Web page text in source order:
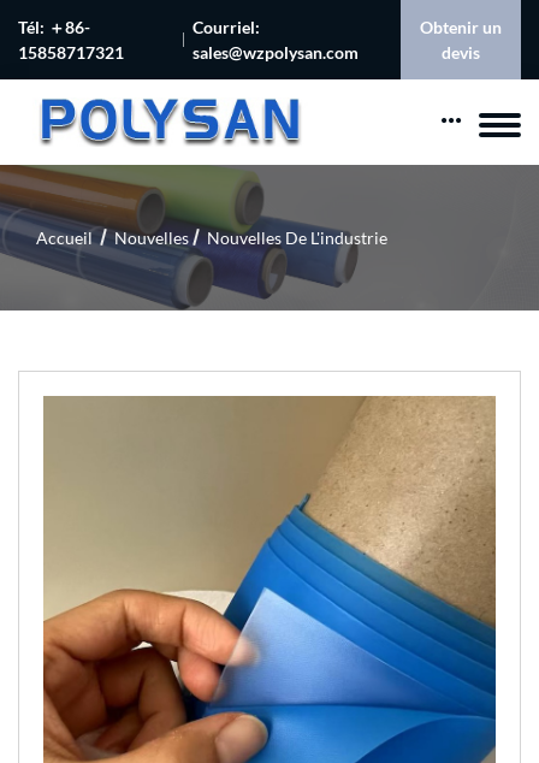
Tél: ＋86-
15858717321
Courriel:
sales@wzpolysan.com
Obtenir un
devis
Accueil Nouvelles Nouvelles De L'industrie